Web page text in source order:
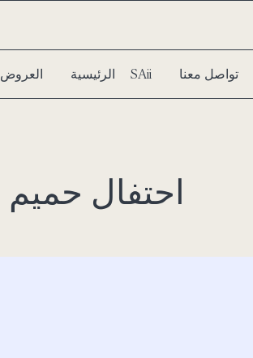
الرئيسية العروض سبا SAii تواصل معنا
احتفال حميم